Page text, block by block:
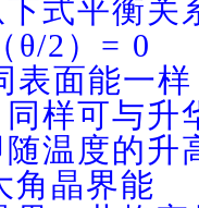
式平衡关
（θ/2）=
表面能一
样可与升
温度的升
晶界能